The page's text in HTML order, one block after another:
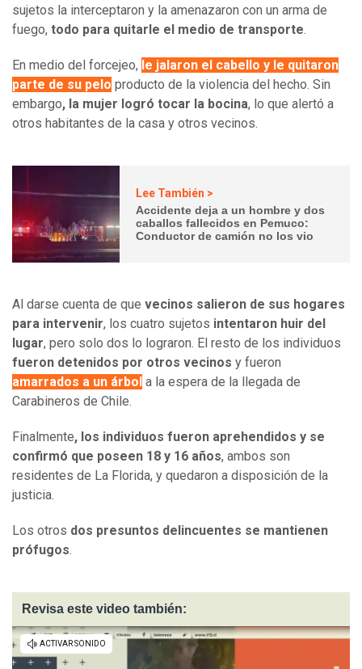
sujetos la interceptaron y la amenazaron con un arma de
fuego, todo para quitarle el medio de transporte.
En medio del forcejeo, le jalaron el cabello y le quitaron
parte de su pelo producto de la violencia del hecho. Sin
embargo, la mujer logró tocar la bocina, lo que alertó a
otros habitantes de la casa y otros vecinos.
Lee También >
Accidente deja a un hombre y dos
caballos fallecidos en Pemuco:
Conductor de camión no los vio
Al darse cuenta de que vecinos salieron de sus hogares
para intervenir, los cuatro sujetos intentaron huir del
lugar, pero solo dos lo lograron. El resto de los individuos
fueron detenidos por otros vecinos y fueron
amarrados a un árbol a la espera de la llegada de
Carabineros de Chile.
Finalmente, los individuos fueron aprehendidos y se
confirmó que poseen 18 y 16 años, ambos son
residentes de La Florida, y quedaron a disposición de la
justicia.
Los otros dos presuntos delincuentes se mantienen
prófugos.
Revisa este video también: